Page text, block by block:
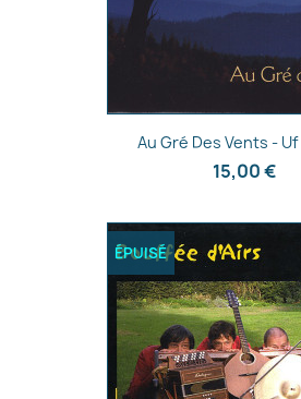
Aperçu
Au Gré Des Vents - Uf
15,00 €
ÉPUISÉ